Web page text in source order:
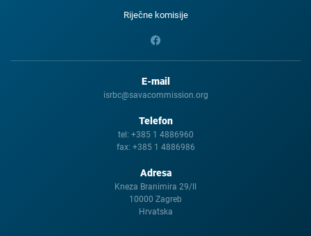
Riječne komisije
E-mail
isrbc@savacommission.org
Telefon
tel: +385 1 4886960
fax: +385 1 4886986
Adresa
Kneza Branimira 29/II
10000 Zagreb
Hrvatska